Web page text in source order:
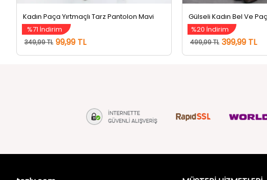
%71 İndirim
349,99 TL 99,99 TL
%20 İndirim
499,99 TL 399,99 TL
tozlu.com
MÜŞTERİ HİZMETLERİ